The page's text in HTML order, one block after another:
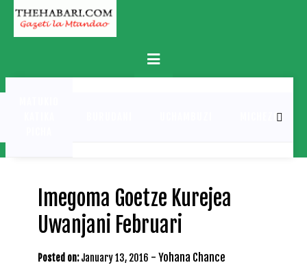
Skip
content
Primary
Menu
MICHEZO
Imegoma Goetze Kurejea
Uwanjani Februari
Posted on: January 13, 2016 - Yohana Chance